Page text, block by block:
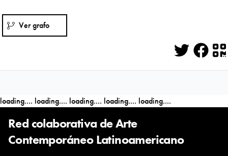
Ver grafo
Twitter
loading.... loading.... loading.... loading.... loading....
Red colaborativa de Arte
Contemporáneo Latinoamericano